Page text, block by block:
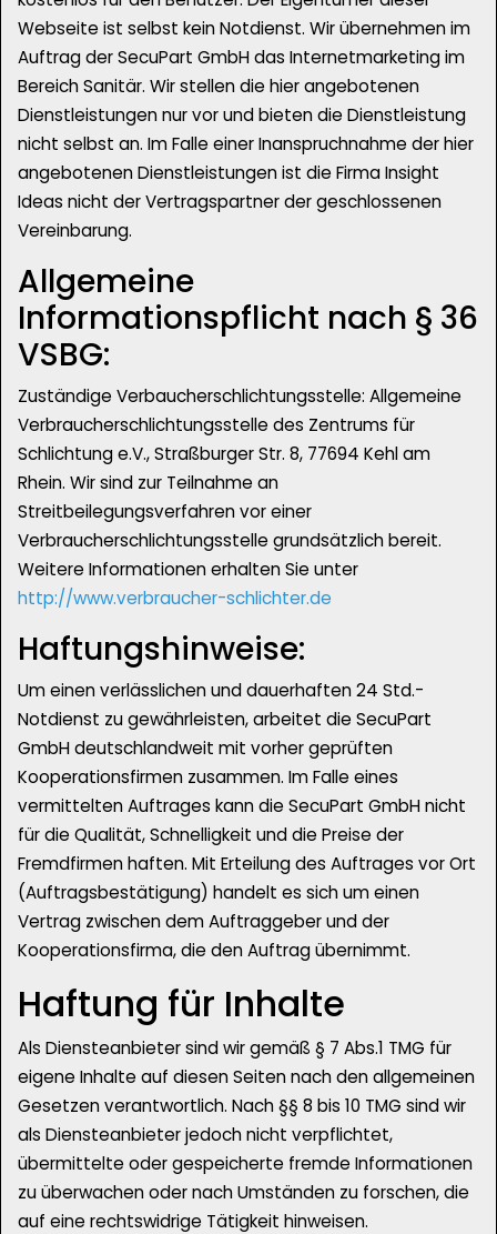
Webseite ist selbst kein Notdienst. Wir übernehmen im
Auftrag der SecuPart GmbH das Internetmarketing im
Bereich Sanitär. Wir stellen die hier angebotenen
Dienstleistungen nur vor und bieten die Dienstleistung
nicht selbst an. Im Falle einer Inanspruchnahme der hier
angebotenen Dienstleistungen ist die Firma Insight
Ideas nicht der Vertragspartner der geschlossenen
Vereinbarung.
Allgemeine
Informationspflicht nach § 36
VSBG:
Zuständige Verbaucherschlichtungsstelle: Allgemeine
Verbraucherschlichtungsstelle des Zentrums für
Schlichtung e.V., Straßburger Str. 8, 77694 Kehl am
Rhein. Wir sind zur Teilnahme an
Streitbeilegungsverfahren vor einer
Verbraucherschlichtungsstelle grundsätzlich bereit.
Weitere Informationen erhalten Sie unter
http://www.verbraucher-schlichter.de
Haftungshinweise:
Um einen verlässlichen und dauerhaften 24 Std.-
Notdienst zu gewährleisten, arbeitet die SecuPart
GmbH deutschlandweit mit vorher geprüften
Kooperationsfirmen zusammen. Im Falle eines
vermittelten Auftrages kann die SecuPart GmbH nicht
für die Qualität, Schnelligkeit und die Preise der
Fremdfirmen haften. Mit Erteilung des Auftrages vor Ort
(Auftragsbestätigung) handelt es sich um einen
Vertrag zwischen dem Auftraggeber und der
Kooperationsfirma, die den Auftrag übernimmt.
Haftung für Inhalte
Als Diensteanbieter sind wir gemäß § 7 Abs.1 TMG für
eigene Inhalte auf diesen Seiten nach den allgemeinen
Gesetzen verantwortlich. Nach §§ 8 bis 10 TMG sind wir
als Diensteanbieter jedoch nicht verpflichtet,
übermittelte oder gespeicherte fremde Informationen
zu überwachen oder nach Umständen zu forschen, die
auf eine rechtswidrige Tätigkeit hinweisen.